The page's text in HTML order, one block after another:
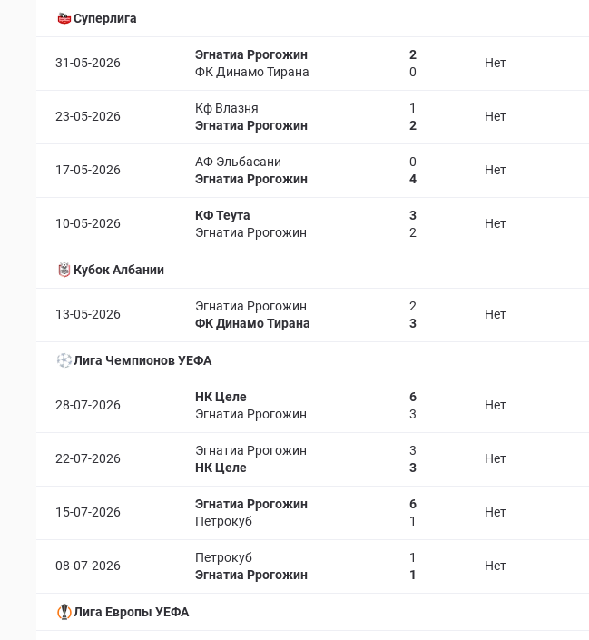
Суперлига
31-05-2026
Эгнатиа Ррогожин
ФК Динамо Тирана
2
0
Нет
23-05-2026
Кф Влазня
Эгнатиа Ррогожин
1
2
Нет
17-05-2026
АФ Эльбасани
Эгнатиа Ррогожин
0
4
Нет
10-05-2026
КФ Теута
Эгнатиа Ррогожин
3
2
Нет
Кубок Албании
13-05-2026
Эгнатиа Ррогожин
ФК Динамо Тирана
2
3
Нет
Лига Чемпионов УЕФА
28-07-2026
НК Целе
Эгнатиа Ррогожин
6
3
Нет
22-07-2026
Эгнатиа Ррогожин
НК Целе
3
3
Нет
15-07-2026
Эгнатиа Ррогожин
Петрокуб
6
1
Нет
08-07-2026
Петрокуб
Эгнатиа Ррогожин
1
1
Нет
Лига Европы УЕФА